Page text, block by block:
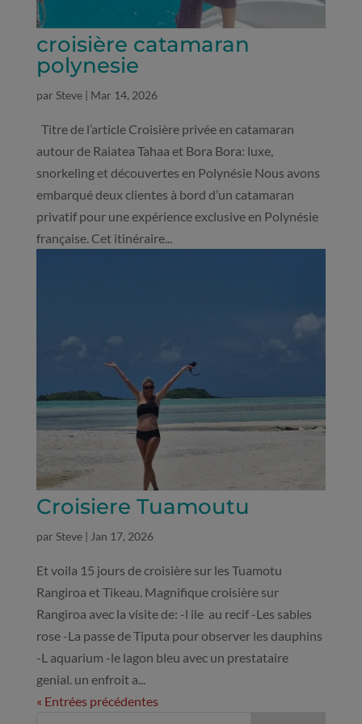
croisière catamaran
polynesie
par Steve| Mar 14, 2026
Titre de l’article Croisière privée en catamaran
autour de Raiatea Tahaa et Bora Bora: luxe,
snorkeling et découvertes en Polynésie Nous avons
embarqué deux clientes à bord d’un catamaran
privatif pour une expérience exclusive en Polynésie
française. Cet itinéraire...
Croisiere Tuamoutu
par Steve| Jan 17, 2026
Et voila 15 jours de croisière sur les Tuamotu
Rangiroa et Tikeau. Magnifique croisière sur
Rangiroa avec la visite de: -l ile au recif -Les sables
rose -La passe de Tiputa pour observer les dauphins
-L aquarium -le lagon bleu avec un prestataire
genial. un enfroit a...
« Entrées précédentes